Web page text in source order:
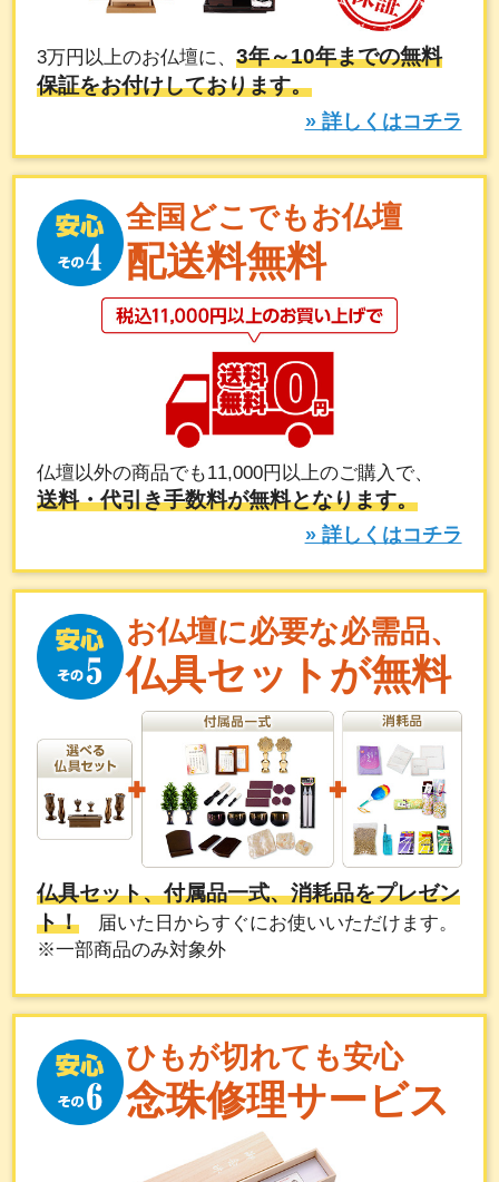
3万円以上のお仏壇に、3年～10年までの無料
保証をお付けしております。
» 詳しくはコチラ
全国どこでもお仏壇
配送料無料
仏壇以外の商品でも11,000円以上のご購入で、
送料・代引き手数料が無料となります。
» 詳しくはコチラ
お仏壇に必要な必需品、
仏具セットが無料
仏具セット、付属品一式、消耗品をプレゼン
ト！ 届いた日からすぐにお使いいただけます。
※一部商品のみ対象外
ひもが切れても安心
念珠修理サービス